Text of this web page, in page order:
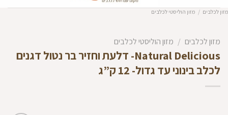
מזון לכלבים / מזון הוליסטי לכלבים
מזון לכלבים / מזון הוליסטי לכלבים
Natural Delicious- דלעת וחזיר בר נטול דגנים
לכלב בינוני עד גדול- 12 ק”ג